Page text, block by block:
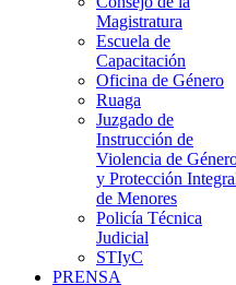
Magistratura
Escuela de
Capacitación
Oficina de Género
Ruaga
Juzgado de
Instrucción de
Violencia de
y Protección
de Menores
Policía Técnica
Judicial
STIyC
PRENSA